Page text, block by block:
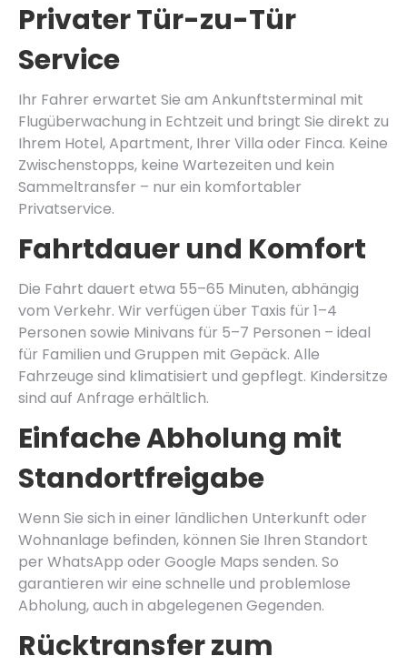
Privater Tür-zu-Tür
Service
Ihr Fahrer erwartet Sie am Ankunftsterminal mit
Flugüberwachung in Echtzeit und bringt Sie direkt zu
Ihrem Hotel, Apartment, Ihrer Villa oder Finca. Keine
Zwischenstopps, keine Wartezeiten und kein
Sammeltransfer – nur ein komfortabler
Privatservice.
Fahrtdauer und Komfort
Die Fahrt dauert etwa 55–65 Minuten, abhängig
vom Verkehr. Wir verfügen über Taxis für 1–4
Personen sowie Minivans für 5–7 Personen – ideal
für Familien und Gruppen mit Gepäck. Alle
Fahrzeuge sind klimatisiert und gepflegt. Kindersitze
sind auf Anfrage erhältlich.
Einfache Abholung mit
Standortfreigabe
Wenn Sie sich in einer ländlichen Unterkunft oder
Wohnanlage befinden, können Sie Ihren Standort
per WhatsApp oder Google Maps senden. So
garantieren wir eine schnelle und problemlose
Abholung, auch in abgelegenen Gegenden.
Rücktransfer zum